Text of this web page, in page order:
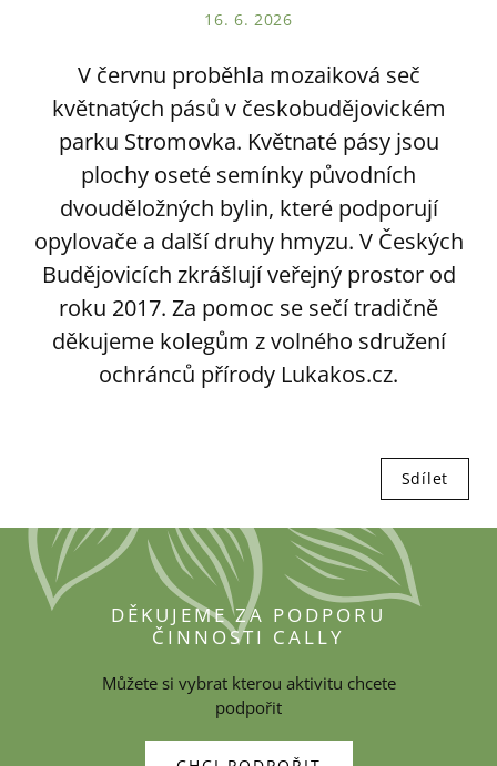
16. 6. 2026
V červnu proběhla mozaiková seč
květnatých pásů v českobudějovickém
parku Stromovka. Květnaté pásy jsou
plochy oseté semínky původních
dvouděložných bylin, které podporují
opylovače a další druhy hmyzu. V Českých
Budějovicích zkrášlují veřejný prostor od
roku 2017. Za pomoc se sečí tradičně
děkujeme kolegům z volného sdružení
ochránců přírody Lukakos.cz.
Sdílet
DĚKUJEME ZA PODPORU
ČINNOSTI CALLY
Můžete si vybrat kterou aktivitu chcete
podpořit